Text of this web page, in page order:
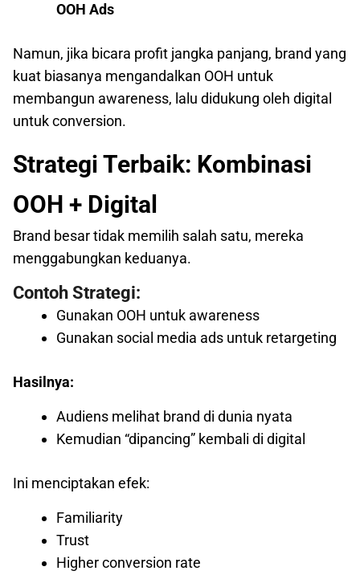
OOH Ads
Namun, jika bicara profit jangka panjang, brand yang
kuat biasanya mengandalkan OOH untuk
membangun awareness, lalu didukung oleh digital
untuk conversion.
Strategi Terbaik: Kombinasi
OOH + Digital
Brand besar tidak memilih salah satu, mereka
menggabungkan keduanya.
Contoh Strategi:
Gunakan OOH untuk awareness
Gunakan social media ads untuk retargeting
Hasilnya:
Audiens melihat brand di dunia nyata
Kemudian “dipancing” kembali di digital
Ini menciptakan efek:
Familiarity
Trust
Higher conversion rate